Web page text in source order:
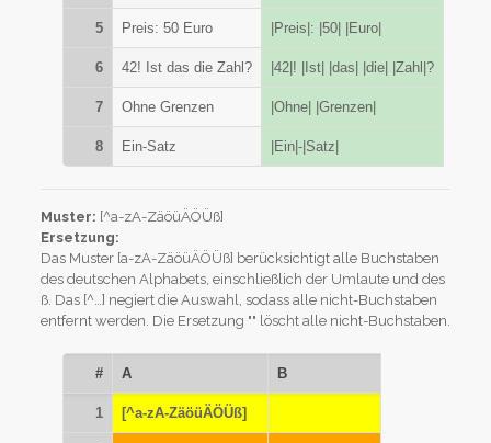
5 Preis: 50 Euro |Preis|: |50| |Euro|
6 42! Ist das die Zahl? |42|! |Ist| |das| |die| |Zahl|?
7 Ohne Grenzen |Ohne| |Grenzen|
8 Ein-Satz |Ein|-|Satz|
Muster: [^a-zA-ZäöüÄÖÜß]
Ersetzung:
Das Muster [a-zA-ZäöüÄÖÜß] berücksichtigt alle Buchstaben
des deutschen Alphabets, einschließlich der Umlaute und des
ß. Das [^…] negiert die Auswahl, sodass alle nicht-Buchstaben
entfernt werden. Die Ersetzung "" löscht alle nicht-Buchstaben.
# A B
1 [^a-zA-ZäöüÄÖÜß]